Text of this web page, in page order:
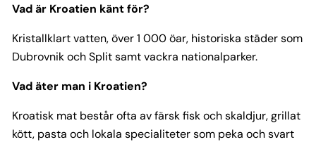
Vad är Kroatien känt för?
Kristallklart vatten, över 1 000 öar, historiska städer som
Dubrovnik och Split samt vackra nationalparker.
Vad äter man i Kroatien?
Kroatisk mat består ofta av färsk fisk och skaldjur, grillat
kött, pasta och lokala specialiteter som peka och svart